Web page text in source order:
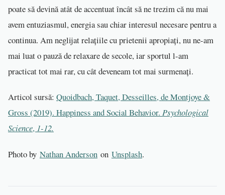
poate să devină atât de accentuat încât să ne trezim că nu mai
avem entuziasmul, energia sau chiar interesul necesare pentru a
continua. Am neglijat relațiile cu prietenii apropiați, nu ne-am
mai luat o pauză de relaxare de secole, iar sportul l-am
practicat tot mai rar, cu cât deveneam tot mai surmenați.
Articol sursă: Quoidbach, Taquet, Desseilles, de Montjoye &
Gross (2019). Happiness and Social Behavior. Psychological
Science, 1-12.
Photo by Nathan Anderson on Unsplash.